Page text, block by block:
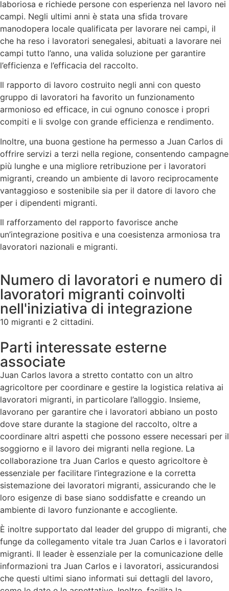
laboriosa e richiede persone con esperienza nel lavoro nei
campi. Negli ultimi anni è stata una sfida trovare
manodopera locale qualificata per lavorare nei campi, il
che ha reso i lavoratori senegalesi, abituati a lavorare nei
campi tutto l’anno, una valida soluzione per garantire
l’efficienza e l’efficacia del raccolto.
Il rapporto di lavoro costruito negli anni con questo
gruppo di lavoratori ha favorito un funzionamento
armonioso ed efficace, in cui ognuno conosce i propri
compiti e li svolge con grande efficienza e rendimento.
Inoltre, una buona gestione ha permesso a Juan Carlos di
offrire servizi a terzi nella regione, consentendo campagne
più lunghe e una migliore retribuzione per i lavoratori
migranti, creando un ambiente di lavoro reciprocamente
vantaggioso e sostenibile sia per il datore di lavoro che
per i dipendenti migranti.
Il rafforzamento del rapporto favorisce anche
un’integrazione positiva e una coesistenza armoniosa tra
lavoratori nazionali e migranti.
Numero di lavoratori e numero di
lavoratori migranti coinvolti
nell'iniziativa di integrazione
10 migranti e 2 cittadini.
Parti interessate esterne
associate
Juan Carlos lavora a stretto contatto con un altro
agricoltore per coordinare e gestire la logistica relativa ai
lavoratori migranti, in particolare l’alloggio. Insieme,
lavorano per garantire che i lavoratori abbiano un posto
dove stare durante la stagione del raccolto, oltre a
coordinare altri aspetti che possono essere necessari per il
soggiorno e il lavoro dei migranti nella regione. La
collaborazione tra Juan Carlos e questo agricoltore è
essenziale per facilitare l’integrazione e la corretta
sistemazione dei lavoratori migranti, assicurando che le
loro esigenze di base siano soddisfatte e creando un
ambiente di lavoro funzionante e accogliente.
È inoltre supportato dal leader del gruppo di migranti, che
funge da collegamento vitale tra Juan Carlos e i lavoratori
migranti. Il leader è essenziale per la comunicazione delle
informazioni tra Juan Carlos e i lavoratori, assicurandosi
che questi ultimi siano informati sui dettagli del lavoro,